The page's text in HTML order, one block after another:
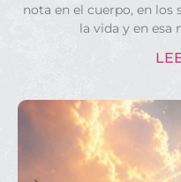
nota en el cuerpo, en los
la vida y en esa